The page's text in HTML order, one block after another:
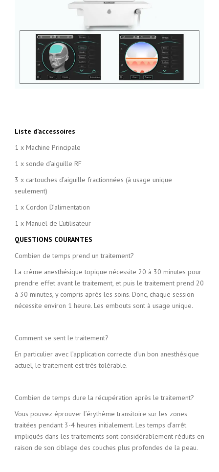
Liste d’accessoires
1 x Machine Principale
1 x sonde d’aiguille RF
3 x cartouches d’aiguille fractionnées (à usage unique
seulement)
1 x Cordon D’alimentation
1 x Manuel de L’utilisateur
QUESTIONS COURANTES
Combien de temps prend un traitement?
La crème anesthésique topique nécessite 20 à 30 minutes pour
prendre effet avant le traitement, et puis le traitement prend 20
à 30 minutes, y compris après les soins. Donc, chaque session
nécessite environ 1 heure. Les embouts sont à usage unique.
Comment se sent le traitement?
En particulier avec l’application correcte d’un bon anesthésique
actuel, le traitement est très tolérable.
Combien de temps dure la récupération après le traitement?
Vous pouvez éprouver l’érythème transitoire sur les zones
traitées pendant 3-4 heures initialement. Les temps d’arrêt
impliqués dans les traitements sont considérablement réduits en
raison de son ciblage des couches plus profondes de la peau.